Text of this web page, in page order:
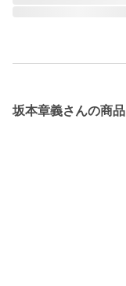
坂本章義さんの商品